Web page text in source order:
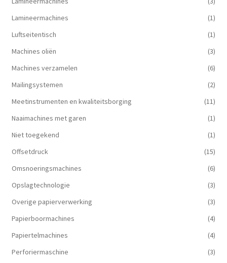
Lamineermachines
(1)
Luftseitentisch
(1)
Machines oliën
(3)
Machines verzamelen
(6)
Mailingsystemen
(2)
Meetinstrumenten en kwaliteitsborging
(11)
Naaimachines met garen
(1)
Niet toegekend
(1)
Offsetdruck
(15)
Omsnoeringsmachines
(6)
Opslagtechnologie
(3)
Overige papierverwerking
(3)
Papierboormachines
(4)
Papiertelmachines
(4)
Perforiermaschine
(3)